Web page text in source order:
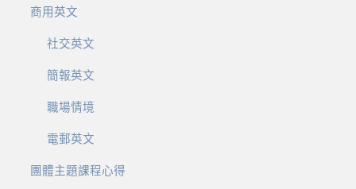
商用英文
社交英文
簡報英文
職場情境
電郵英文
團體主題課程心得